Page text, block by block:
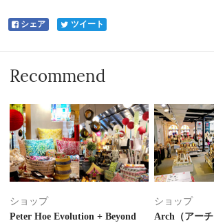
シェア ツイート
Recommend
ショップ
Peter Hoe Evolution + Beyond
ショップ
Arch（アーチ